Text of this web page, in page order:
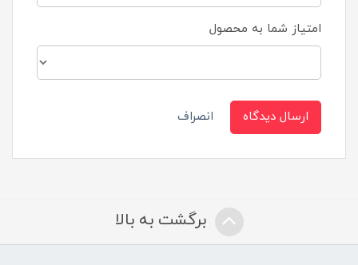
امتیاز شما به محصول
ارسال دیدگاه انصراف
برگشت به بالا